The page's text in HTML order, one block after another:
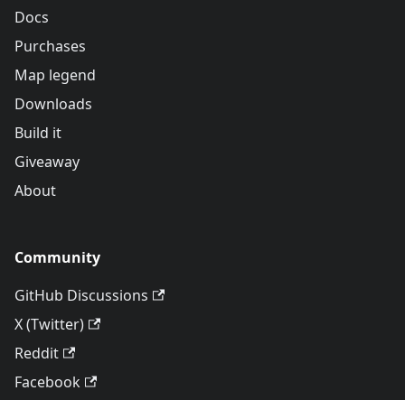
Docs
Purchases
Map legend
Downloads
Build it
Giveaway
About
Community
GitHub Discussions
X (Twitter)
Reddit
Facebook